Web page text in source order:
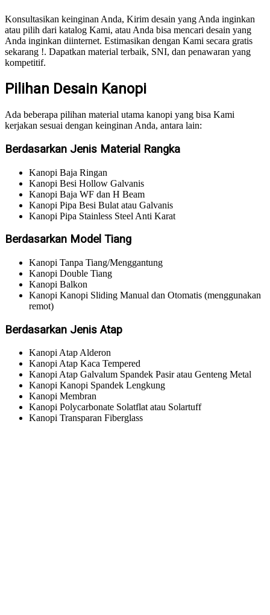
Konsultasikan keinginan Anda, Kirim desain yang Anda inginkan
atau pilih dari katalog Kami, atau Anda bisa mencari desain yang
Anda inginkan diinternet. Estimasikan dengan Kami secara gratis
sekarang !. Dapatkan material terbaik, SNI, dan penawaran yang
kompetitif.
Pilihan Desain Kanopi
Ada beberapa pilihan material utama kanopi yang bisa Kami
kerjakan sesuai dengan keinginan Anda, antara lain:
Berdasarkan Jenis Material Rangka
Kanopi Baja Ringan
Kanopi Besi Hollow Galvanis
Kanopi Baja WF dan H Beam
Kanopi Pipa Besi Bulat atau Galvanis
Kanopi Pipa Stainless Steel Anti Karat
Berdasarkan Model Tiang
Kanopi Tanpa Tiang/Menggantung
Kanopi Double Tiang
Kanopi Balkon
Kanopi Kanopi Sliding Manual dan Otomatis (menggunakan
remot)​
Berdasarkan Jenis Atap
Kanopi Atap Alderon
Kanopi Atap Kaca Tempered
Kanopi Atap Galvalum Spandek Pasir atau Genteng Metal
Kanopi Kanopi Spandek Lengkung
Kanopi Membran
Kanopi Polycarbonate Solatflat atau Solartuff
Kanopi Transparan Fiberglass